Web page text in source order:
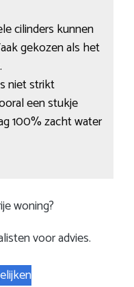
cilinders kunnen
gekozen als het
niet strikt
een stukje
100% zacht water
woning?
voor advies.